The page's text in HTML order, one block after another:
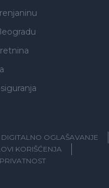
DIGITALNO OGLAŠAVANJE
KORIŠĆENJA
PRIVATNOST